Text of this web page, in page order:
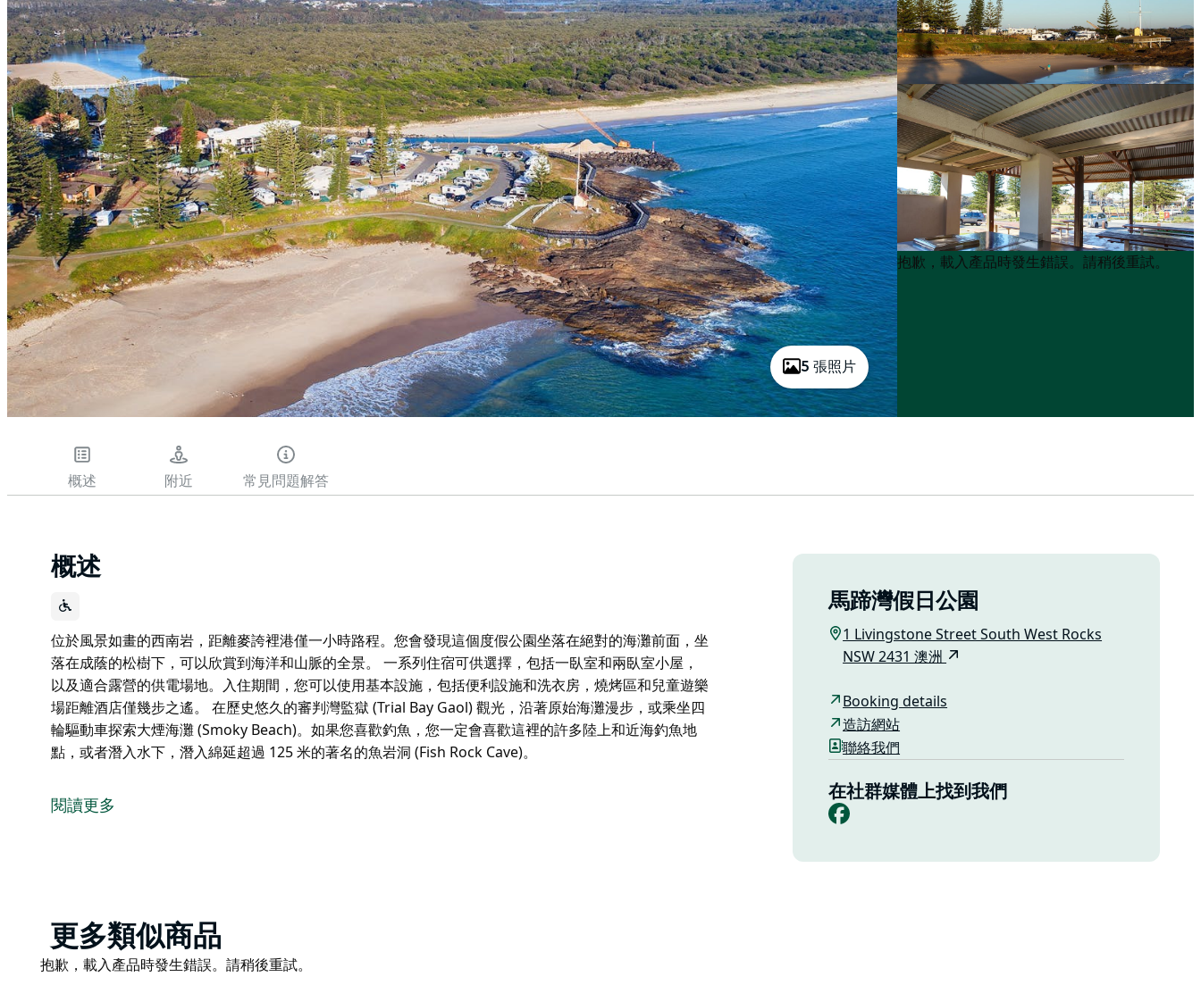
5 張照片
Product
List
Product
List
抱歉，載入產品時發生錯誤。請稍後重試。
概述 附近 常見問題解答
概述
位於風景如畫的西南岩，距離麥誇裡港僅一小時路程。您會發現這個度假公園坐落在絕對的海灘前面，坐
落在成蔭的松樹下，可以欣賞到海洋和山脈的全景。 一系列住宿可供選擇，包括一臥室和兩臥室小屋，
以及適合露營的供電場地。入住期間，您可以使用基本設施，包括便利設施和洗衣房，燒烤區和兒童遊樂
場距離酒店僅幾步之遙。 在歷史悠久的審判灣監獄 (Trial Bay Gaol) 觀光，沿著原始海灘漫步，或乘坐四
輪驅動車探索大煙海灘 (Smoky Beach)。如果您喜歡釣魚，您一定會喜歡這裡的許多陸上和近海釣魚地
點，或者潛入水下，潛入綿延超過 125 米的著名的魚岩洞 (Fish Rock Cave)。
落在成蔭的松樹下，可以欣賞到海洋和山脈的全景。
綿延超過 125 米的著名的魚岩洞 (Fish Rock Cave)。
閱讀更多
馬蹄灣假日公園
1 Livingstone Street South West Rocks
NSW 2431 澳洲
Booking details
造訪網站
聯絡我們
在社群媒體上找到我們
Facebook
Product
List
更多類似商品
Product
抱歉，載入產品時發生錯誤。請稍後重試。